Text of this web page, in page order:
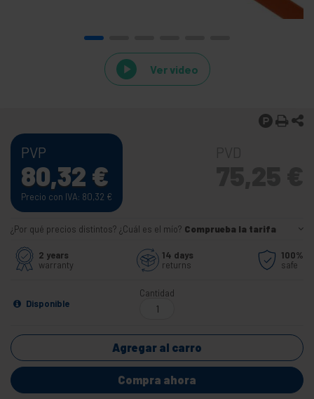
Ver video
PVP
80,32 €
Precio con IVA: 80,32 €
¿Por qué precios distintos? ¿Cuál es el mío? Comprueba la tarifa
2 years
warranty
14 days
returns
100%
safe
Disponible
Cantidad
Agregar al carro
Compra ahora